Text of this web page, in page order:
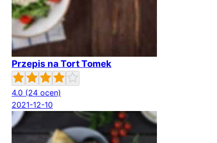
Przepis na Tort Tomek
4.0 (24 ocen)
2021-12-10